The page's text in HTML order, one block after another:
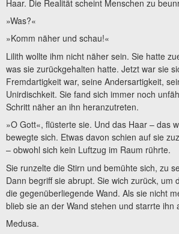
Haar. Die Realität scheint Menschen zu
»Was?«
»Komm näher und schau!«
Lilith wollte ihm nicht näher sein. Sie hatte
was sie zurückgehalten hatte. Jetzt war sie
Fremdartigkeit war, seine Andersartigkeit,
Unirdischkeit. Sie fand sich immer noch
Schritt näher an ihn heranzutreten.
»O Gott«, flüsterte sie. Und das Haar – das
bewegte sich. Etwas davon schien auf sie
– obwohl sich kein Luftzug im Raum rührte.
Sie runzelte die Stirn und bemühte sich, zu
Dann begriff sie abrupt. Sie wich zurück, um
die gegenüberliegende Wand. Als sie nicht
blieb sie an der Wand stehen und starrte ihn
Medusa.